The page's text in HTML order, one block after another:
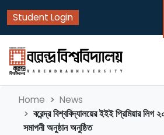
Student Login
Home News
বরেন্দ্র বিশ্ববিদ্যালয়ের ইইই প্রিমিয়ার
সমাপনী অনুষ্ঠান অনুষ্ঠিত